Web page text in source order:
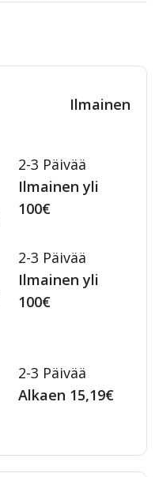
Ilmainen
2-3 Päivää
Ilmainen yli
100€
2-3 Päivää
Ilmainen yli
100€
2-3 Päivää
Alkaen 15,19€